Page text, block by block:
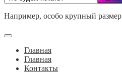
Например, особо крупный размер
Главная
Главная
Контакты